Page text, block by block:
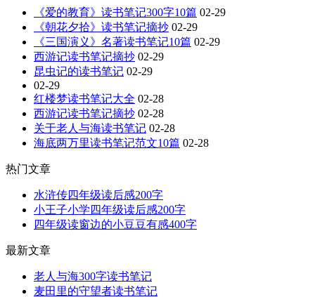
《爱的教育》读书笔记300字10篇 02-29
《朝花夕拾》读书笔记摘抄 02-29
《三国演义》名著读书笔记10篇 02-29
西游记读书笔记摘抄 02-29
昆虫记的读书笔记 02-29
02-29
红楼梦读书笔记大全 02-28
西游记读书笔记摘抄 02-28
关于老人与海读书笔记 02-28
海底两万里读书笔记范文10篇 02-28
热门文章
水浒传四年级读后感200字
小王子小学四年级读后感200字
四年级读窗边的小豆豆有感400字
最新文章
老人与海300字读书笔记
麦田里的守望者读书笔记